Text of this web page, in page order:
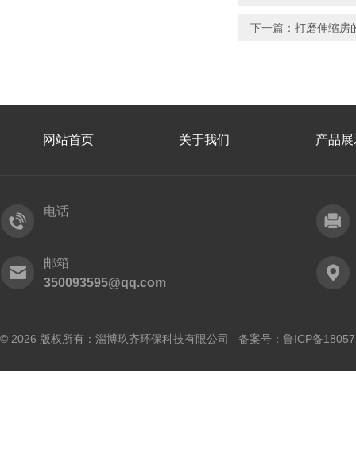
下一篇： 打磨伸缩房
网站首页 关于我们 产品展
电话
邮箱
350093595@qq.com
© 2026 版权所有：淄博玖齐环保科技有限公司 备案号： 鲁ICP备